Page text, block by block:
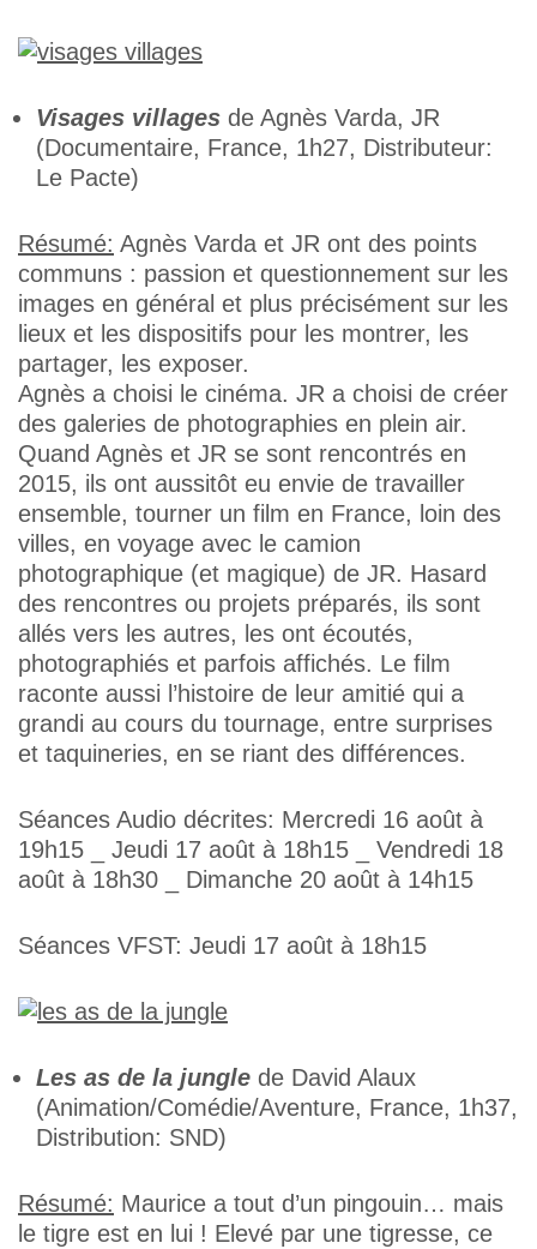
Visages villages de Agnès Varda, JR
(Documentaire, France, 1h27, Distributeur:
Le Pacte)
Résumé: Agnès Varda et JR ont des points
communs : passion et questionnement sur les
images en général et plus précisément sur les
lieux et les dispositifs pour les montrer, les
partager, les exposer.
Agnès a choisi le cinéma. JR a choisi de créer
des galeries de photographies en plein air.
Quand Agnès et JR se sont rencontrés en
2015, ils ont aussitôt eu envie de travailler
ensemble, tourner un film en France, loin des
villes, en voyage avec le camion
photographique (et magique) de JR. Hasard
des rencontres ou projets préparés, ils sont
allés vers les autres, les ont écoutés,
photographiés et parfois affichés. Le film
raconte aussi l’histoire de leur amitié qui a
grandi au cours du tournage, entre surprises
et taquineries, en se riant des différences.
Séances Audio décrites: Mercredi 16 août à
19h15 _ Jeudi 17 août à 18h15 _ Vendredi 18
août à 18h30 _ Dimanche 20 août à 14h15
Séances VFST: Jeudi 17 août à 18h15
Les as de la jungle de David Alaux
(Animation/Comédie/Aventure, France, 1h37,
Distribution: SND)
Résumé: Maurice a tout d’un pingouin… mais
le tigre est en lui ! Elevé par une tigresse, ce